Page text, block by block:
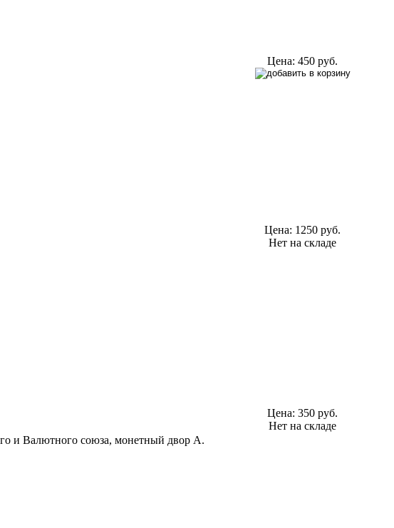
Цена: 450 руб.
Цена: 1250 руб.
Нет на складе
и Валютного союза, монетный двор A.
Цена: 350 руб.
Нет на складе